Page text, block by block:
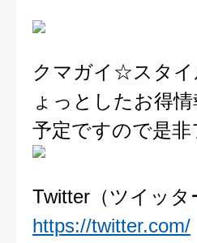
クマガイ☆スタイ
ょっとしたお得
予定ですので是
Twitter（ツイッタ
https://twitter.com/